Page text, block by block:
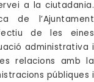
a la ciutadania.
de l’Ajuntament
de les eines
administrativa i
relacions amb la
públiques i